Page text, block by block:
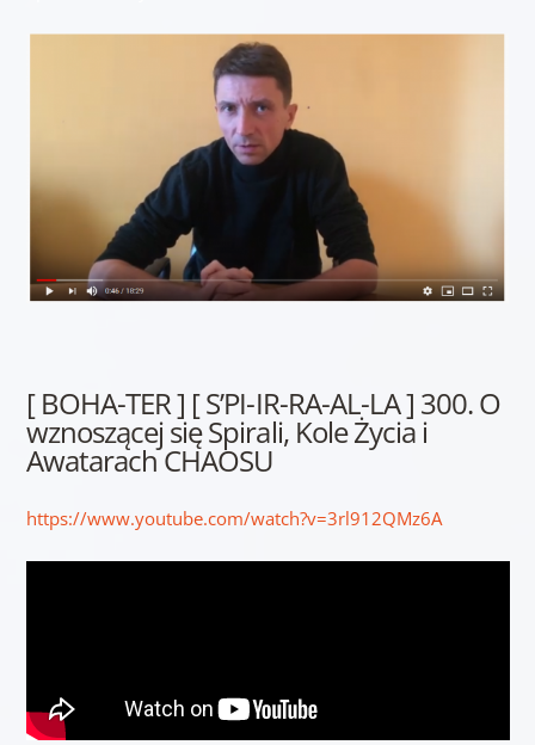
[ BOHA-TER ] [ S’PI-IR-RA-AL-LA ] 300. O
wznoszącej się Spirali, Kole Życia i
Awatarach CHAOSU
https://www.youtube.com/watch?v=3rl912QMz6A